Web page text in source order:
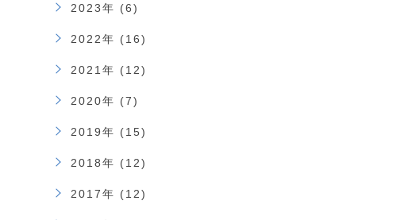
2023年 (6)
2022年 (16)
2021年 (12)
2020年 (7)
2019年 (15)
2018年 (12)
2017年 (12)